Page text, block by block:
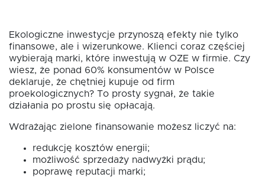
Ekologiczne inwestycje przynoszą efekty nie tylko
finansowe, ale i wizerunkowe. Klienci coraz częściej
wybierają marki, które inwestują w OZE w firmie. Czy
wiesz, że ponad 60% konsumentów w Polsce
deklaruje, że chętniej kupuje od firm
proekologicznych? To prosty sygnał, że takie
działania po prostu się opłacają.
Wdrażając zielone finansowanie możesz liczyć na:
redukcję kosztów energii;
możliwość sprzedaży nadwyżki prądu;
poprawę reputacji marki;